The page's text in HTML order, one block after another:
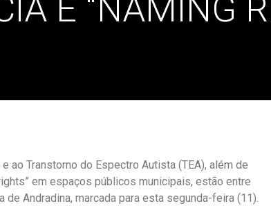
E “NAMING
Transtorno do Espectro Autista (TEA), além de
em espaços públicos municipais, estão entre
Andradina, marcada para esta segunda-feira (11).